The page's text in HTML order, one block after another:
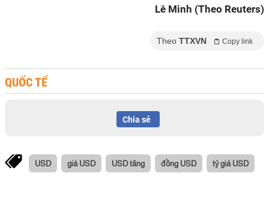
Lê Minh (Theo Reuters)
Theo TTXVN Copy link
QUỐC TẾ
Chia sẻ
USD giá USD USD tăng đồng USD tỷ giá USD